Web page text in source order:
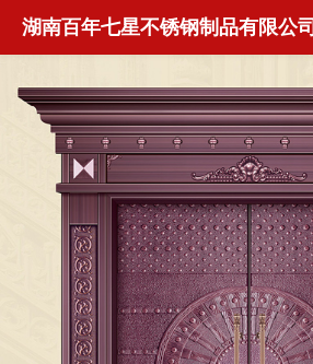
湖南百年七星不锈钢制品有限公司